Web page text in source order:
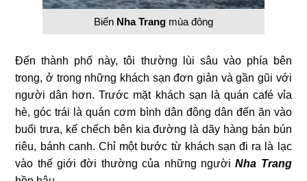
Biển Nha Trang mùa đông
Đến thành phố này, tôi thường lùi sâu vào phía bên
trong, ở trong những khách sạn đơn giản và gần gũi với
người dân hơn. Trước mặt khách sạn là quán café vỉa
hè, góc trái là quán cơm bình dân đông dân đến ăn vào
buổi trưa, kế chếch bên kia đường là dãy hàng bán bún
riêu, bánh canh. Chỉ một bước từ khách sạn đi ra là lạc
vào thế giới đời thường của những ngườiNha Trang